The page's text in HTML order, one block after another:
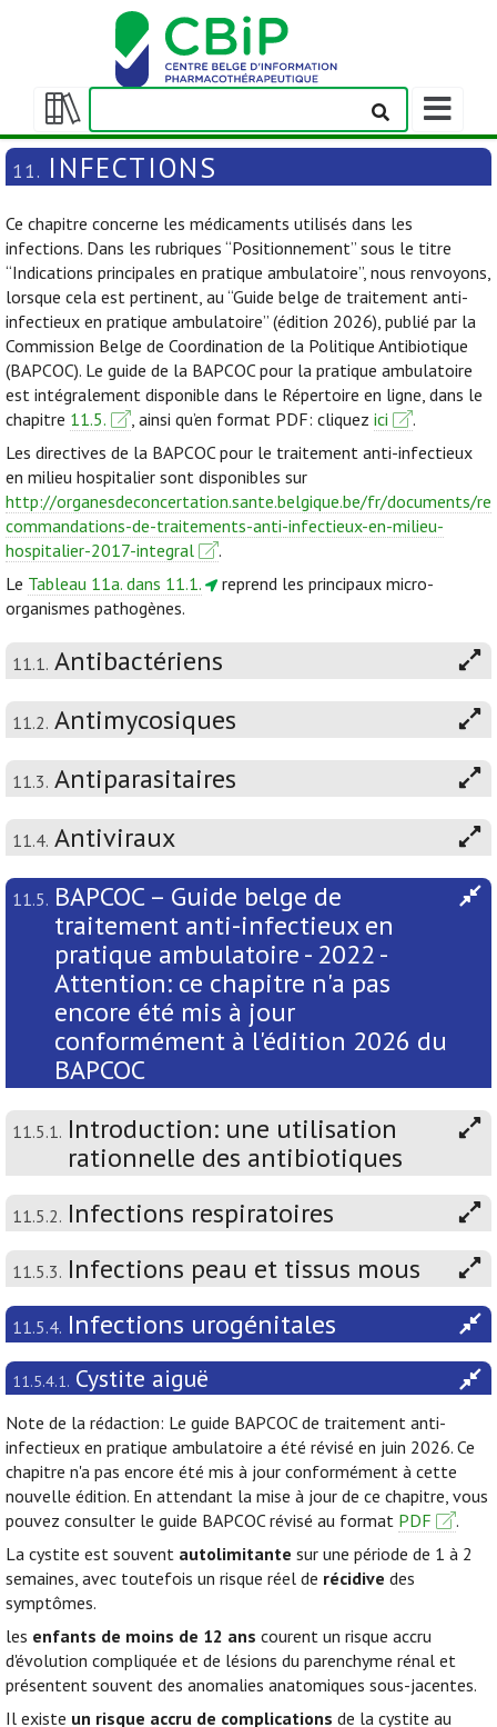
Afficher/masquer
la
table
matières
Afficher/
la
barre
navigation
11. INFECTIONS
Ce chapitre concerne les médicaments utilisés dans les
infections. Dans les rubriques “Positionnement” sous le titre
“Indications principales en pratique ambulatoire”, nous renvoyons,
lorsque cela est pertinent, au “Guide belge de traitement anti-
infectieux en pratique ambulatoire” (édition 2026), publié par la
Commission Belge de Coordination de la Politique Antibiotique
(BAPCOC). Le guide de la BAPCOC pour la pratique ambulatoire
est intégralement disponible dans le Répertoire en ligne, dans le
chapitre 11.5. , ainsi qu’en format PDF: cliquez ici
.
Les directives de la BAPCOC pour le traitement anti-infectieux
en milieu hospitalier sont disponibles sur
http://organesdeconcertation.sante.belgique.be/fr/documents/re
commandations-de-traitements-anti-infectieux-en-milieu-
hospitalier-2017-integral
.
Le Tableau 11a. dans 11.1.
reprend les principaux micro-
organismes pathogènes.
11.1. Antibactériens
11.2. Antimycosiques
11.3. Antiparasitaires
11.4. Antiviraux
11.5. BAPCOC – Guide belge de
traitement anti-infectieux en
pratique ambulatoire - 2022 -
Attention: ce chapitre n'a pas
encore été mis à jour
conformément à l'édition 2026 du
BAPCOC
11.5.1. Introduction: une utilisation
rationnelle des antibiotiques
11.5.2. Infections respiratoires
11.5.3. Infections peau et tissus mous
11.5.4. Infections urogénitales
11.5.4.1. Cystite aiguë
Note de la rédaction: Le guide BAPCOC de traitement anti-
infectieux en pratique ambulatoire a été révisé en juin 2026. Ce
chapitre n'a pas encore été mis à jour conformément à cette
nouvelle édition. En attendant la mise à jour de ce chapitre, vous
pouvez consulter le guide BAPCOC révisé au format PDF
.
La cystite est souvent autolimitante sur une période de 1 à 2
semaines, avec toutefois un risque réel de récidive des
symptômes.
les enfants de moins de 12 ans courent un risque accru
d'évolution compliquée et de lésions du parenchyme rénal et
présentent souvent des anomalies anatomiques sous-jacentes.
Il existe un risque accru de complications de la cystite au